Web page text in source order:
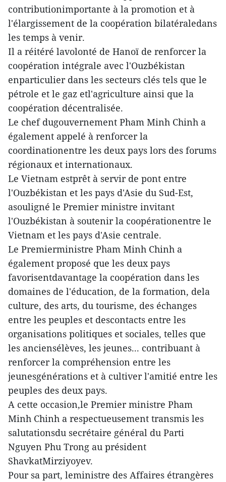
contributionimportante à la promotion et à
l'élargissement de la coopération bilatéraledans
les temps à venir.
Il a réitéré lavolonté de Hanoï de renforcer la
coopération intégrale avec l'Ouzbékistan
enparticulier dans les secteurs clés tels que le
pétrole et le gaz etl'agriculture ainsi que la
coopération décentralisée.
Le chef dugouvernement Pham Minh Chinh a
également appelé à renforcer la
coordinationentre les deux pays lors des forums
régionaux et internationaux.
Le Vietnam estprêt à servir de pont entre
l'Ouzbékistan et les pays d'Asie du Sud-Est,
asouligné le Premier ministre invitant
l'Ouzbékistan à soutenir la coopérationentre le
Vietnam et les pays d'Asie centrale.
Le Premierministre Pham Minh Chinh a
également proposé que les deux pays
favorisentdavantage la coopération dans les
domaines de l'éducation, de la formation, dela
culture, des arts, du tourisme, des échanges
entre les peuples et descontacts entre les
organisations politiques et sociales, telles que
les anciensélèves, les jeunes... contribuant à
renforcer la compréhension entre les
jeunesgénérations et à cultiver l'amitié entre les
peuples des deux pays.
A cette occasion,le Premier ministre Pham
Minh Chinh a respectueusement transmis les
salutationsdu secrétaire général du Parti
Nguyen Phu Trong au président
ShavkatMirziyoyev.
Pour sa part, leministre des Affaires étrangères